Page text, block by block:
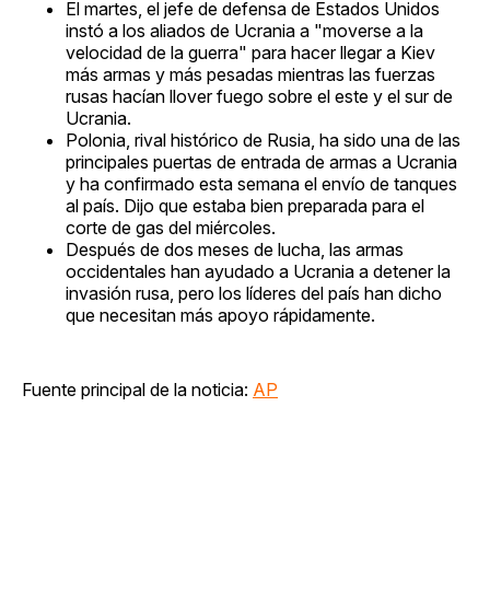
El martes, el jefe de defensa de Estados Unidos
instó a los aliados de Ucrania a "moverse a la
velocidad de la guerra" para hacer llegar a Kiev
más armas y más pesadas mientras las fuerzas
rusas hacían llover fuego sobre el este y el sur de
Ucrania.
Polonia, rival histórico de Rusia, ha sido una de las
principales puertas de entrada de armas a Ucrania
y ha confirmado esta semana el envío de tanques
al país. Dijo que estaba bien preparada para el
corte de gas del miércoles.
Después de dos meses de lucha, las armas
occidentales han ayudado a Ucrania a detener la
invasión rusa, pero los líderes del país han dicho
que necesitan más apoyo rápidamente.
Fuente principal de la noticia: AP